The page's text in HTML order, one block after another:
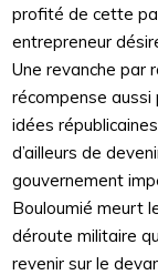
profité de cette
entrepreneur
Une revanche par
récompense aussi
idées
d’ailleurs de
gouvernement
Bouloumié meurt
déroute militaire
revenir sur le